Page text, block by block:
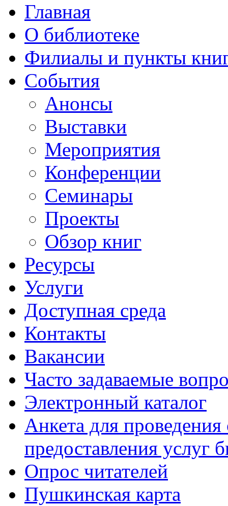
Главная
О библиотеке
Филиалы и пункты
События
Анонсы
Выставки
Мероприятия
Конференции
Семинары
Проекты
Обзор книг
Ресурсы
Услуги
Доступная среда
Контакты
Вакансии
Часто задаваемые
Электронный каталог
Анкета для проведения
предоставления услуг
Опрос читателей
Пушкинская карта